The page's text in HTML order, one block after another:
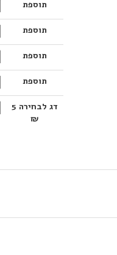
תוספת
תוספת
תוספת
תוספת
דג לבחירה 5
₪